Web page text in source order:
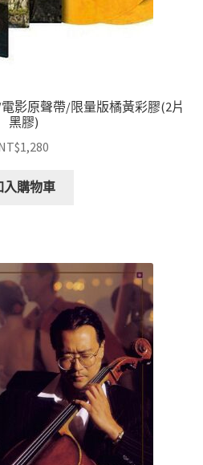
影原聲帶/限量版橘黃彩膠(2片
黑膠)
1,280
入購物車